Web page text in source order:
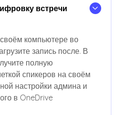
встречи
компьютере во
запись после. В
полную
спикеров на своём
настройки админа и
в OneDrive